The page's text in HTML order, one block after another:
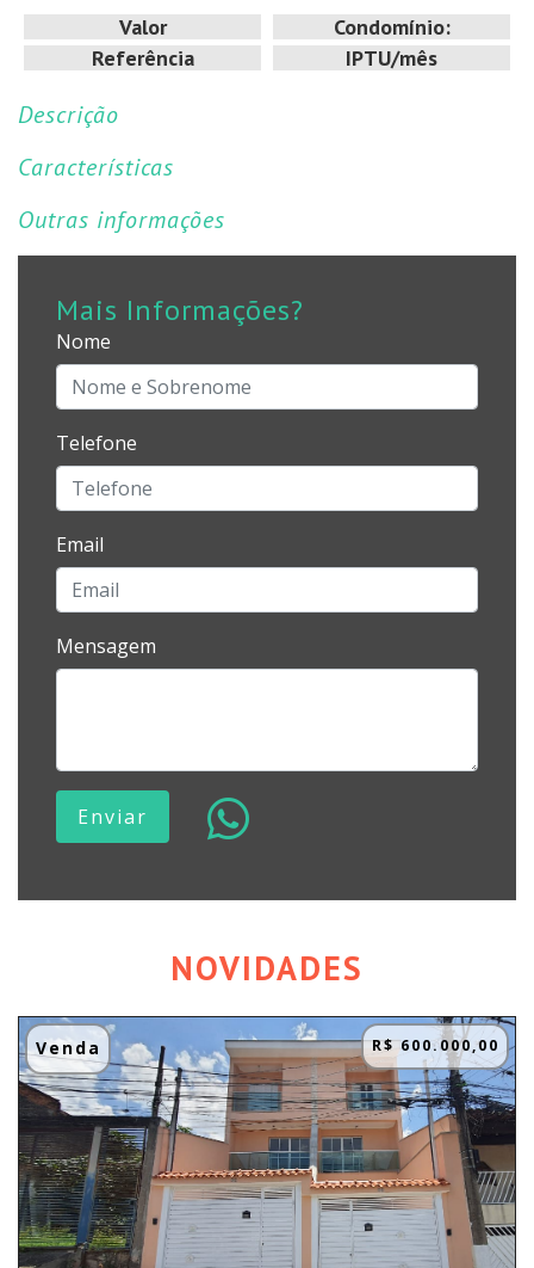
Valor
Referência
Condomínio:
IPTU/mês
Descrição
Características
Outras informações
Mais Informações?
Nome
Telefone
Email
Mensagem
Enviar
NOVIDADES
Venda R$ 600.000,00